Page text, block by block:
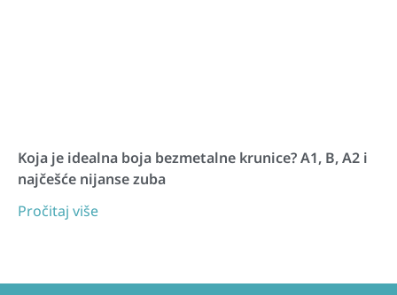
Koja je idealna boja bezmetalne krunice? A1, B, A2 i
najčešće nijanse zuba
Pročitaj više